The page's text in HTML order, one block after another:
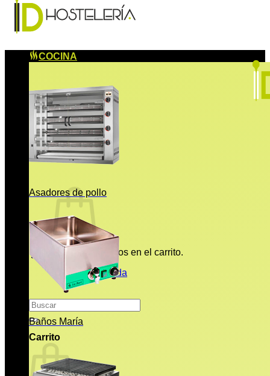
No hay productos en el carrito.
Volver a la tienda
Buscar
por:
Carrito
COCINA
Asadores de pollo
Baños María